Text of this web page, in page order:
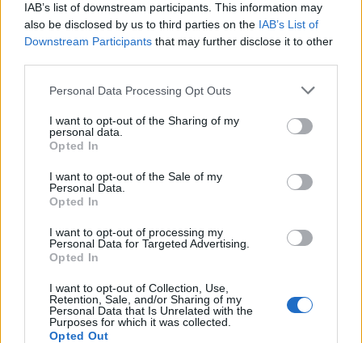
IAB’s list of downstream participants. This information may
also be disclosed by us to third parties on the IAB’s List of
Downstream Participants that may further disclose it to other
Personal Data Processing Opt Outs
I want to opt-out of the Sharing of my
personal data.
Opted In
I want to opt-out of the Sale of my
Personal Data.
Opted In
I want to opt-out of processing my
Personal Data for Targeted Advertising.
Opted In
I want to opt-out of Collection, Use,
Retention, Sale, and/or Sharing of my
Personal Data that Is Unrelated with the
Purposes for which it was collected.
Opted Out
1. ΑΘΑΝΑΣΙΑ ΜΠΙΡΜΠΙΛΗ
2. NΕΦΕΛΗ ΑΓΓΕΛΟΠΟΥΛΟΥ
3. ΕΙΡΗΝΗ ΛΑΓΟΥ
4. ΠΑΤΡΙΣΙΑ ΛΑΣΚΑΡΗ
6. ΛΟΥΚΙΑ ΣΠΑΘΗ
7. ΓΙΑΝΝΗΣ ΔΙΟΝΥΣΟΠΟΥΛΟΣ
8. ΑΝΑΣΤΑΣΙΑ ΑΝΤΩΝΑΚΗ